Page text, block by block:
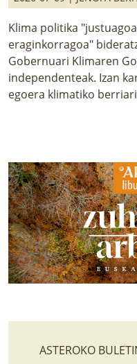
Klima politika
eraginkorragoa"
Gobernuari Klimaren
independenteak. Izan
egoera klimatiko
ASTEROKO